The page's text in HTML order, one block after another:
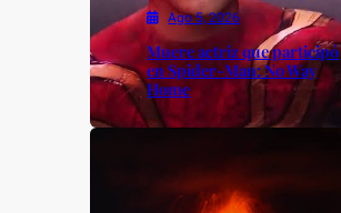
Ago 5, 2026
Muere actriz que participó
en Spider-Man: No Way
Home